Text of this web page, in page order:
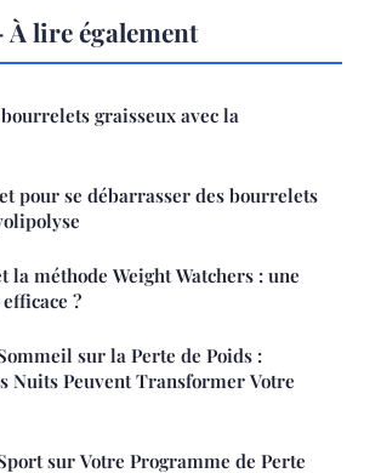
lire également
graisseux avec la
pour se débarrasser des bourrelets
la méthode Weight Watchers : une
?
sur la Perte de Poids :
Nuits Peuvent Transformer Votre
sur Votre Programme de Perte